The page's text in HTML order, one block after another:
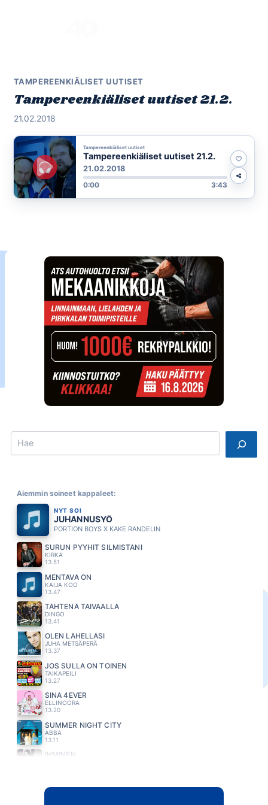
TAMPEREENKIÄLISET UUTISET
Tampereenkiäliset uutiset 21.2.
21.02.2018
Tampereenkiäliset uutiset
Tampereenkiäliset uutiset 21.2.
21.02.2018
0:00 3:43
Search
Aiemmin soineet kappaleet:
NYT SOI
JUHANNUSYÖ
PORTION BOYS X KAKE RANDELIN
SURUN PYYHIT SILMISTÄNI
KIRKA
13.51
MENTÄVÄ ON
KAIJA KOO
13.47
TÄHTENÄ TAIVAALLA
DINGO
13.41
OLEN LÄHELLÄSI
JUHA METSÄPERÄ
13.37
JOS SULLA ON TOINEN
TAIKAPEILI
13.27
SINÄ 4EVER
ELLINOORA
13.20
SUMMER NIGHT CITY
ABBA
13.11
IHMINEN
MARISKA